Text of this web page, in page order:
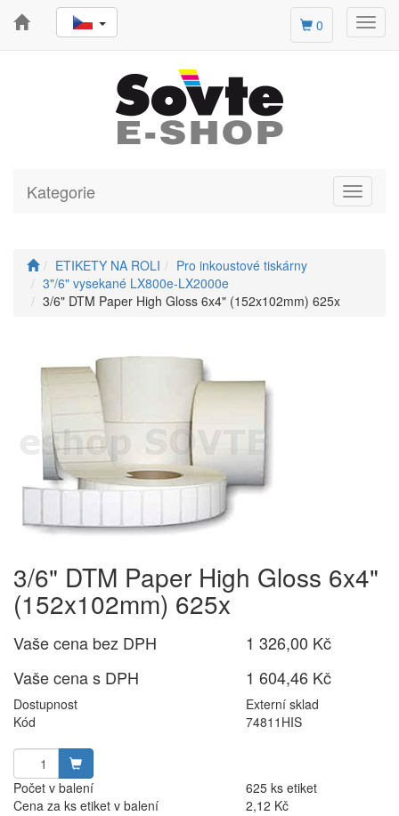
0
Toggle
Kategorie
ETIKETY NA ROLI
Pro inkoustové tiskárny
3"/6" vysekané LX800e-LX2000e
3/6" DTM Paper High Gloss 6x4" (152x102mm) 625x
3/6" DTM Paper High Gloss 6x4"
(152x102mm) 625x
Vaše cena bez DPH
1 326,00 Kč
Vaše cena s DPH
1 604,46 Kč
Dostupnost
Externí sklad
Kód
74811HIS
Počet v balení
625 ks etiket
Cena za ks etiket v balení
2,12 Kč